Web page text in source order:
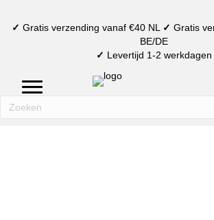
✓ Gratis verzending vanaf €40 NL ✓ Gratis
BE/DE
✓ Levertijd 1-2 werkdagen